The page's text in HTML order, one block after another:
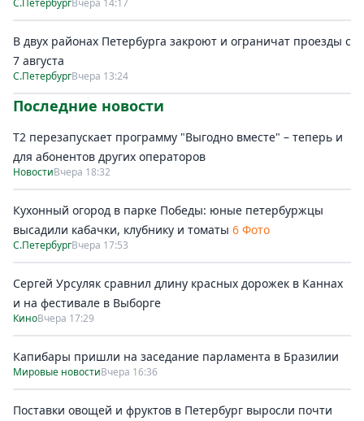
С.ПетербургВчера 14:17
В двух районах Петербурга закроют и ограничат проезды с
7 августа
С.ПетербургВчера 13:24
Последние новости
Т2 перезапускает программу "Выгодно вместе" – теперь и
для абонентов других операторов
НовостиВчера 18:32
Кухонный огород в парке Победы: юные петербуржцы
высадили кабачки, клубнику и томаты 6 Фото
С.ПетербургВчера 17:53
Сергей Урсуляк сравнил длину красных дорожек в Каннах
и на фестивале в Выборге
КиноВчера 17:29
Капибары пришли на заседание парламента в Бразилии
Мировые новостиВчера 16:36
Поставки овощей и фруктов в Петербург выросли почти